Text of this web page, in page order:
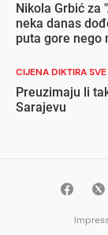
Nikola Grbić za
neka danas
puta gore nego
CIJENA DIKTIRA SVE
Preuzimaju li
Sarajevu